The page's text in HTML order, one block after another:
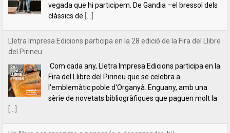
l'emblemàtic poble d'Organyà. Enguany, amb una
sèrie de novetats bibliogràfiques que paguen molt la
Un llibre per aprendre a pensar (o a desaprendre-hi)
Un llibre per aprendre a pensar (o a desaprendre-
hi)L’editorial Lletra Impresa acaba de publicar un llibre
que fa que pensar: Per què pensem el que pensem,
de Vicent Botella i[...]
presentació de la novel·la Les descàrregues del caçador, de Rafael